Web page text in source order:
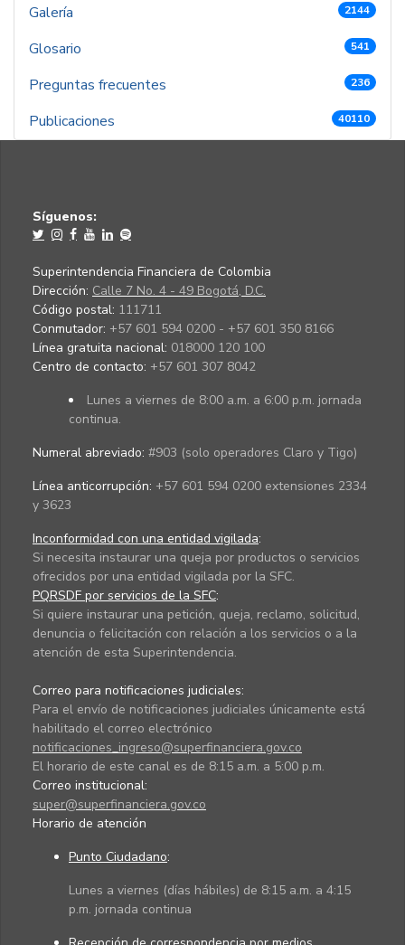
Galería 2144
Glosario 541
Preguntas frecuentes 236
Publicaciones 40110
Síguenos:
Superintendencia Financiera de Colombia
Dirección: Calle 7 No. 4 - 49 Bogotá, D.C.
Código postal: 111711
Conmutador: +57 601 594 0200 - +57 601 350 8166
Línea gratuita nacional: 018000 120 100
Centro de contacto: +57 601 307 8042
Lunes a viernes de 8:00 a.m. a 6:00 p.m. jornada
continua.
Numeral abreviado: #903 (solo operadores Claro y Tigo)
Línea anticorrupción: +57 601 594 0200 extensiones 2334
y 3623
Inconformidad con una entidad vigilada:
Si necesita instaurar una queja por productos o servicios
ofrecidos por una entidad vigilada por la SFC.
PQRSDF por servicios de la SFC:
Si quiere instaurar una petición, queja, reclamo, solicitud,
denuncia o felicitación con relación a los servicios o a la
atención de esta Superintendencia.
Correo para notificaciones judiciales:
Para el envío de notificaciones judiciales únicamente está
habilitado el correo electrónico
notificaciones_ingreso@superfinanciera.gov.co
El horario de este canal es de 8:15 a.m. a 5:00 p.m.
Correo institucional:
super@superfinanciera.gov.co
Horario de atención
Punto Ciudadano:
Lunes a viernes (días hábiles) de 8:15 a.m. a 4:15
p.m. jornada continua